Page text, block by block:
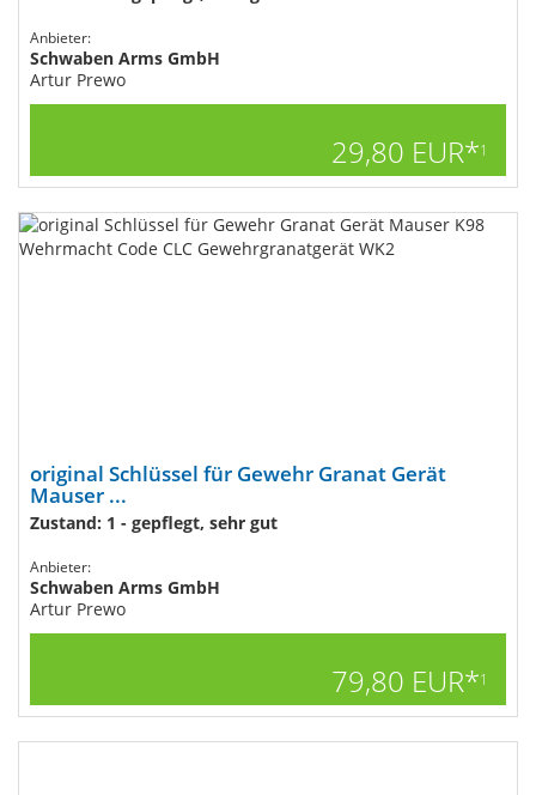
Anbieter:
Schwaben Arms GmbH
Artur Prewo
29,80 EUR*1
original Schlüssel für Gewehr Granat Gerät
Mauser ...
Zustand: 1 - gepflegt, sehr gut
Anbieter:
Schwaben Arms GmbH
Artur Prewo
79,80 EUR*1